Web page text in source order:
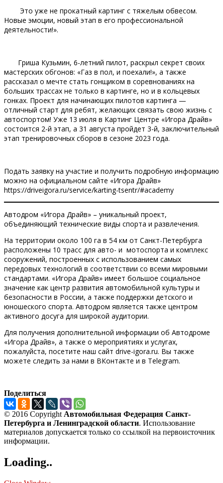
Это уже не прокатный картинг с тяжелым обвесом.
Новые эмоции, новый этап в его профессиональной
деятельности!».
Гриша Кузьмин, 6-летний пилот, раскрыл секрет своих
мастерских обгонов: «Газ в пол, и поехали!», а также
рассказал о мечте стать гонщиком в соревнованиях на
больших трассах не только в картинге, но и в кольцевых
гонках. Проект для начинающих пилотов картинга —
отличный старт для ребят, желающих связать свою жизнь с
автоспортом! Уже 13 июля в Картинг Центре «Игора Драйв»
состоится 2-й этап, а 31 августа пройдет 3-й, заключительный
этап тренировочных сборов в сезоне 2023 года.
Подать заявку на участие и получить подробную информацию
можно на официальном сайте «Игора Драйв»
https://driveigora.ru/service/karting-tsentr/#academy
Автодром «Игора Драйв» – уникальный проект,
объединяющий технические виды спорта и развлечения.
На территории около 100 га в 54 км от Санкт-Петербурга
расположены 10 трасс для авто- и мотоспорта и комплекс
сооружений, построенных с использованием самых
передовых технологий в соответствии со всеми мировыми
стандартами. «Игора Драйв» имеет большое социальное
значение как центр развития автомобильной культуры и
безопасности в России, а также поддержки детского и
юношеского спорта. Автодром является также центром
активного досуга для широкой аудитории.
Для получения дополнительной информации об Автодроме
«Игора Драйв», а также о мероприятиях и услугах,
пожалуйста, посетите наш сайт drive-igora.ru. Вы также
можете следить за нами в ВКонтакте и в Telegram.
Поделиться
© 2016 Copyright Автомобильная Федерация Санкт-
Петербурга и Ленинградской области. Использование
материалов допускается только со ссылкой на первоисточник
информации.
Loading..